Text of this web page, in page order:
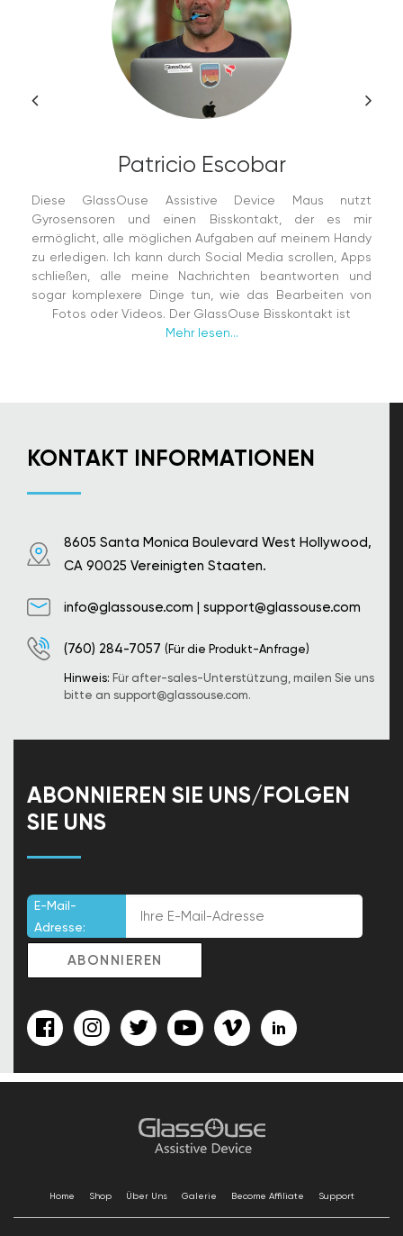
Patricio Escobar
Diese GlassOuse Assistive Device Maus nutzt
Gyrosensoren und einen Bisskontakt, der es mir
ermöglicht, alle möglichen Aufgaben auf meinem Handy
zu erledigen. Ich kann durch Social Media scrollen, Apps
schließen, alle meine Nachrichten beantworten und
sogar komplexere Dinge tun, wie das Bearbeiten von
Fotos oder Videos. Der GlassOuse Bisskontakt ist
Mehr lesen...
KONTAKT INFORMATIONEN
8605 Santa Monica Boulevard West Hollywood,
CA 90025 Vereinigten Staaten.
info@glassouse.com | support@glassouse.com
(760) 284-7057 (Für die Produkt-Anfrage)
Hinweis: Für after-sales-Unterstützung, mailen Sie uns
bitte an support@glassouse.com.
ABONNIEREN SIE UNS/FOLGEN
SIE UNS
E-Mail-
Adresse:
Home Shop Über Uns Galerie Become Affiliate Support